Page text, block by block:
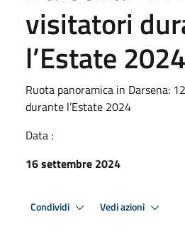
visitatori
l’Estate 2024
Ruota panoramica in Darsena:
durante l’Estate 2024
Data :
16 settembre 2024
Condividi Vedi azioni